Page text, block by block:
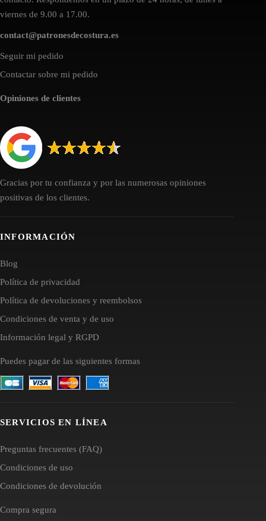
viernes de 9.00 a 17.00.
contact@patronesdecostura.es
Seguir mi pedido
Contactar sobre mi pedido
Opiniones de clientes
Gracias por tu confianza y por las numerosas opiniones
positivas de los clientes.
INFORMACIÓN
Blog
Política de privacidad
Política de devoluciones y reembolsos
Condiciones de venta y de uso
Información legal y RGPD
Puedes pagar de las siguientes formas
SERVICIOS EN LÍNEA
Preguntas frecuentes (FAQ)
Condiciones de uso
Condiciones de devolución
Compra segura